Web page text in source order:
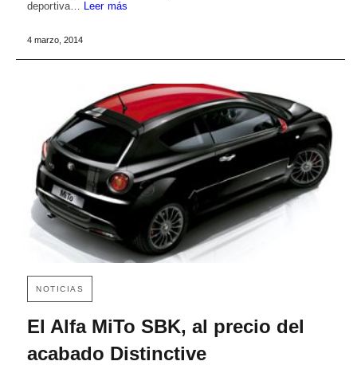
deportiva… Leer más
4 marzo, 2014
NOTICIAS
El Alfa MiTo SBK, al precio del
acabado Distinctive